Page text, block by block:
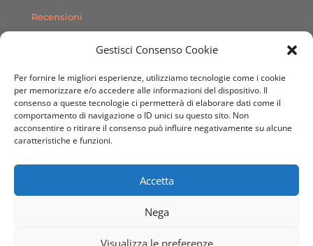
Gestisci Consenso Cookie
Per fornire le migliori esperienze, utilizziamo tecnologie come i cookie
per memorizzare e/o accedere alle informazioni del dispositivo. Il
consenso a queste tecnologie ci permetterà di elaborare dati come il
comportamento di navigazione o ID unici su questo sito. Non
acconsentire o ritirare il consenso può influire negativamente su alcune
caratteristiche e funzioni.
Accetta
Nega
Visualizza le preferenze
Recensioni
Contatti
SEGUICI SUI SOCIAL